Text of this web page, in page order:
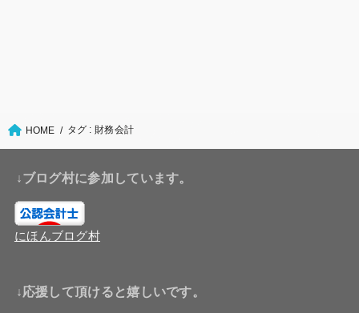
HOME タグ : 財務会計
↓ブログ村に参加しています。
にほんブログ村
↓応援して頂けると嬉しいです。